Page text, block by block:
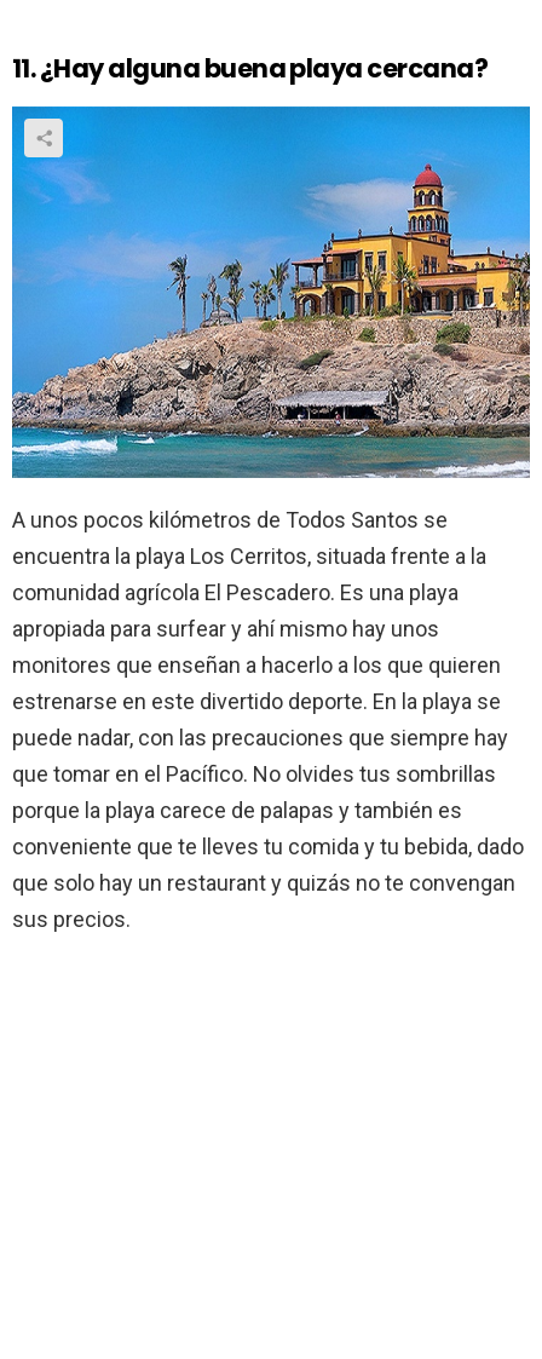
11. ¿Hay alguna buena playa cercana?
A unos pocos kilómetros de Todos Santos se
encuentra la playa Los Cerritos, situada frente a la
comunidad agrícola El Pescadero. Es una playa
apropiada para surfear y ahí mismo hay unos
monitores que enseñan a hacerlo a los que quieren
estrenarse en este divertido deporte. En la playa se
puede nadar, con las precauciones que siempre hay
que tomar en el Pacífico. No olvides tus sombrillas
porque la playa carece de palapas y también es
conveniente que te lleves tu comida y tu bebida, dado
que solo hay un restaurant y quizás no te convengan
sus precios.